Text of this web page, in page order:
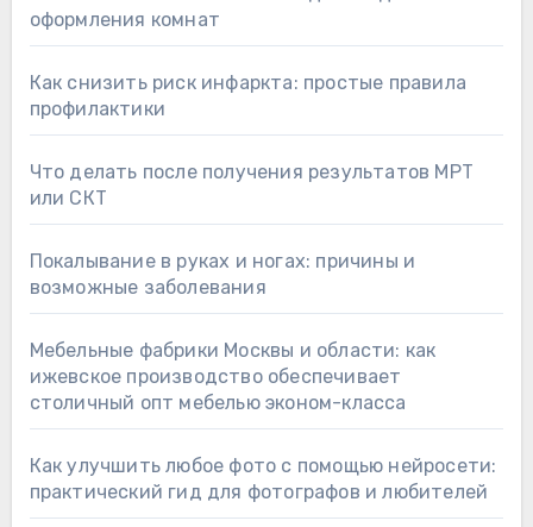
оформления комнат
Как снизить риск инфаркта: простые правила
профилактики
Что делать после получения результатов МРТ
или СКТ
Покалывание в руках и ногах: причины и
возможные заболевания
Мебельные фабрики Москвы и области: как
ижевское производство обеспечивает
столичный опт мебелью эконом-класса
Как улучшить любое фото с помощью нейросети:
практический гид для фотографов и любителей